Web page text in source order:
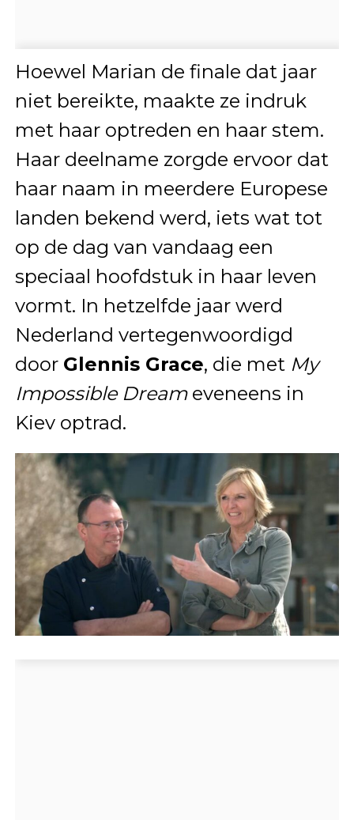
Hoewel Marian de finale dat jaar
niet bereikte, maakte ze indruk
met haar optreden en haar stem.
Haar deelname zorgde ervoor dat
haar naam in meerdere Europese
landen bekend werd, iets wat tot
op de dag van vandaag een
speciaal hoofdstuk in haar leven
vormt. In hetzelfde jaar werd
Nederland vertegenwoordigd
door Glennis Grace, die met My
Impossible Dreameveneens in
Kiev optrad.